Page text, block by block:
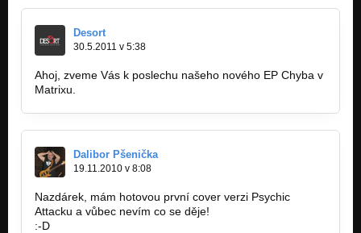
Desort
30.5.2011 v 5:38
Ahoj, zveme Vás k poslechu našeho nového EP Chyba v
Matrixu.
Dalibor Pšenička
19.11.2010 v 8:08
Nazdárek, mám hotovou první cover verzi Psychic
Attacku a vůbec nevím co se děje!
:-D